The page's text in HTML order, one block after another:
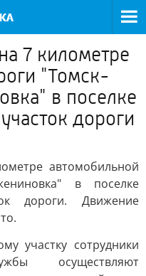
7 километре
"Томск-
в поселке
дороги
автомобильной
в поселке
дороги. Движение
участку сотрудники
осуществляют